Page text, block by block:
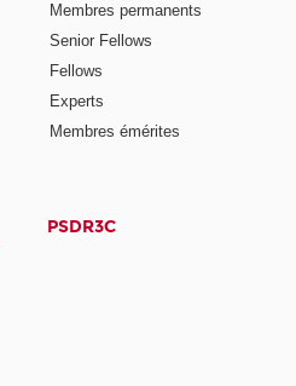
Membres permanents
Senior Fellows
Fellows
Experts
Membres émérites
PSDR3C